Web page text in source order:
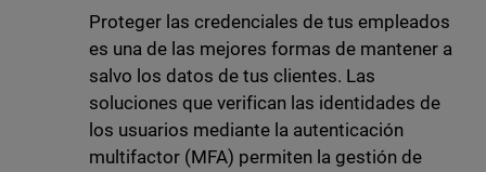
Proteger las credenciales de tus empleados
es una de las mejores formas de mantener a
salvo los datos de tus clientes. Las
soluciones que verifican las identidades de
los usuarios mediante la autenticación
multifactor (MFA) permiten la gestión de